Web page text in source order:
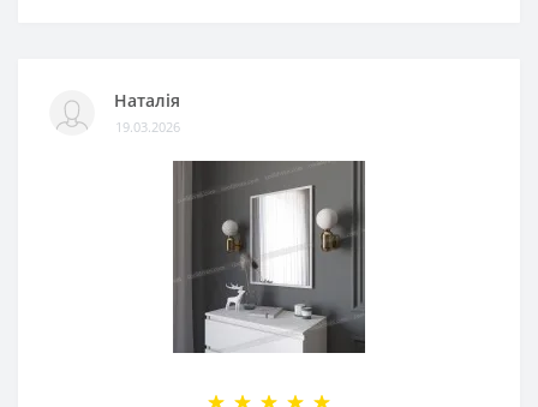
Наталія
19.03.2026